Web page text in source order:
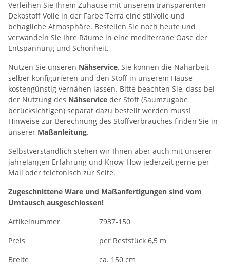
Verleihen Sie Ihrem Zuhause mit unserem transparenten
Dekostoff Voile in der Farbe Terra eine stilvolle und
behagliche Atmosphäre. Bestellen Sie noch heute und
verwandeln Sie Ihre Räume in eine mediterrane Oase der
Entspannung und Schönheit.
Nutzen Sie unseren Nähservice, Sie können die Näharbeit
selber konfigurieren und den Stoff in unserem Hause
kostengünstig vernähen lassen. Bitte beachten Sie, dass bei
der Nutzung des Nähservice der Stoff (Saumzugabe
berücksichtigen) separat dazu bestellt werden muss!
Hinweise zur Berechnung des Stoffverbrauches finden Sie in
unserer Maßanleitung.
Selbstverständlich stehen wir Ihnen aber auch mit unserer
jahrelangen Erfahrung und Know-How jederzeit gerne per
Mail oder telefonisch zur Seite.
Zugeschnittene Ware und Maßanfertigungen sind vom
Umtausch ausgeschlossen!
Artikelnummer
7937-150
Preis
per Reststück 6,5 m
Breite
ca. 150 cm